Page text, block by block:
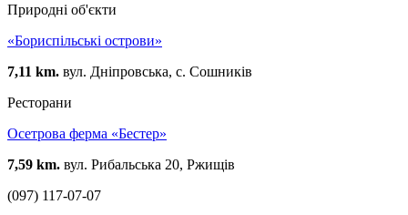
Природні об'єкти
«Бориспільські острови»
7,11 km. вул. Дніпровська, с. Сошників
Ресторани
Осетрова ферма «Бестер»
7,59 km. вул. Рибальська 20, Ржищів
(097) 117-07-07